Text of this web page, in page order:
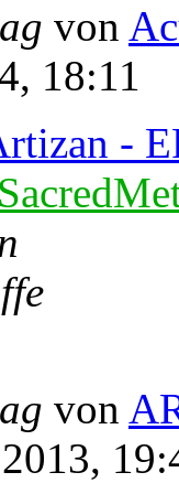
von
18:11
-
von